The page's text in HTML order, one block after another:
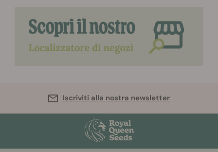
Iscriviti alla nostra newsletter